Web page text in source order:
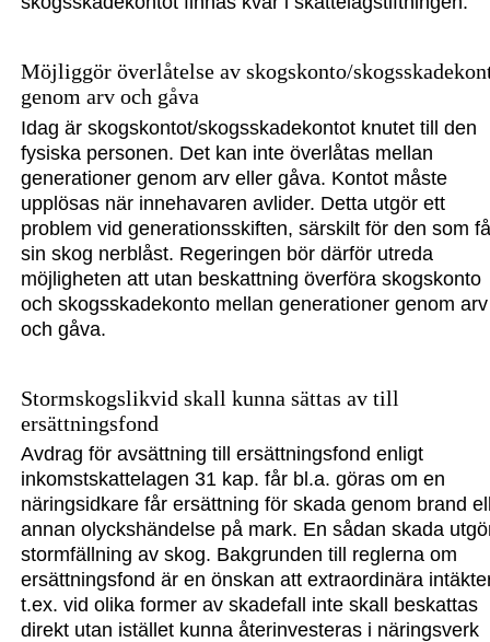
Möjliggör överlåtelse av skogskonto/
genom arv och gåva
Idag är skogskontot/skogsskadekontot knutet till den
fysiska personen. Det kan inte överlåtas mellan
generationer genom arv eller gåva. Kontot måste
upplösas när innehavaren avlider. Detta utgör ett
problem vid generationsskiften, särskilt för den som
sin skog nerblåst. Regeringen bör därför utreda
möjligheten att utan beskattning överföra skogskonto
och skogsskadekonto mellan generationer genom arv
och gåva.
Stormskogslikvid skall kunna sättas av till
ersättningsfond
Avdrag för avsättning till ersättningsfond enligt
inkomstskattelagen 31 kap. får bl.a. göras om en
näringsidkare får ersättning för skada genom brand
annan olyckshändelse på mark. En sådan skada
stormfällning av skog. Bakgrunden till reglerna om
ersättningsfond är en önskan att extraordinära
t.ex. vid olika former av skadefall inte skall beskattas
direkt utan istället kunna återinvesteras i näringsverk